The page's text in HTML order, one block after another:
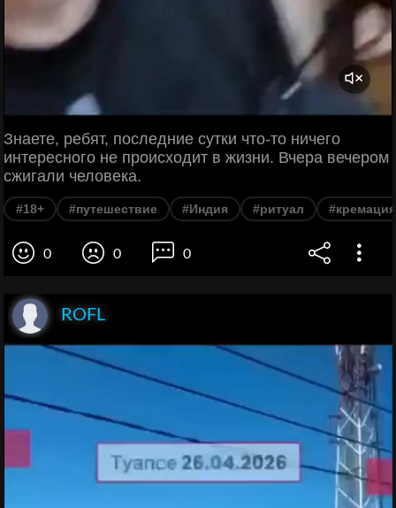
Знаете, ребят, последние сутки что-то ничего
интересного не происходит в жизни. Вчера вечером
сжигали человека.
#18+ #путешествие #Индия #ритуал #кремация
0 0 0
ROFL